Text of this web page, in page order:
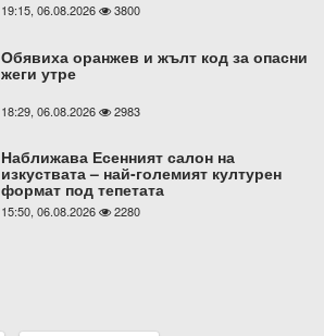
19:15, 06.08.2026 3800
Обявиха оранжев и жълт код за опасни
жеги утре
18:29, 06.08.2026 2983
Наближава Есенният салон на
изкуствата – най-големият културен
формат под тепетата
15:50, 06.08.2026 2280